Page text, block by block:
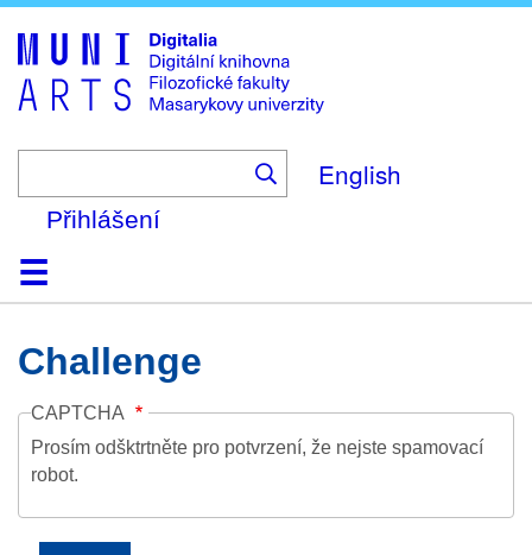
to
main
content
English
Přihlášení
DomůKolekce
Prohlížení
Vyhledávání
O platformě
Nápověda
KontaktDigitalia
Challenge
CAPTCHA
Prosím odšktrtněte pro potvrzení, že nejste spamovací
robot.